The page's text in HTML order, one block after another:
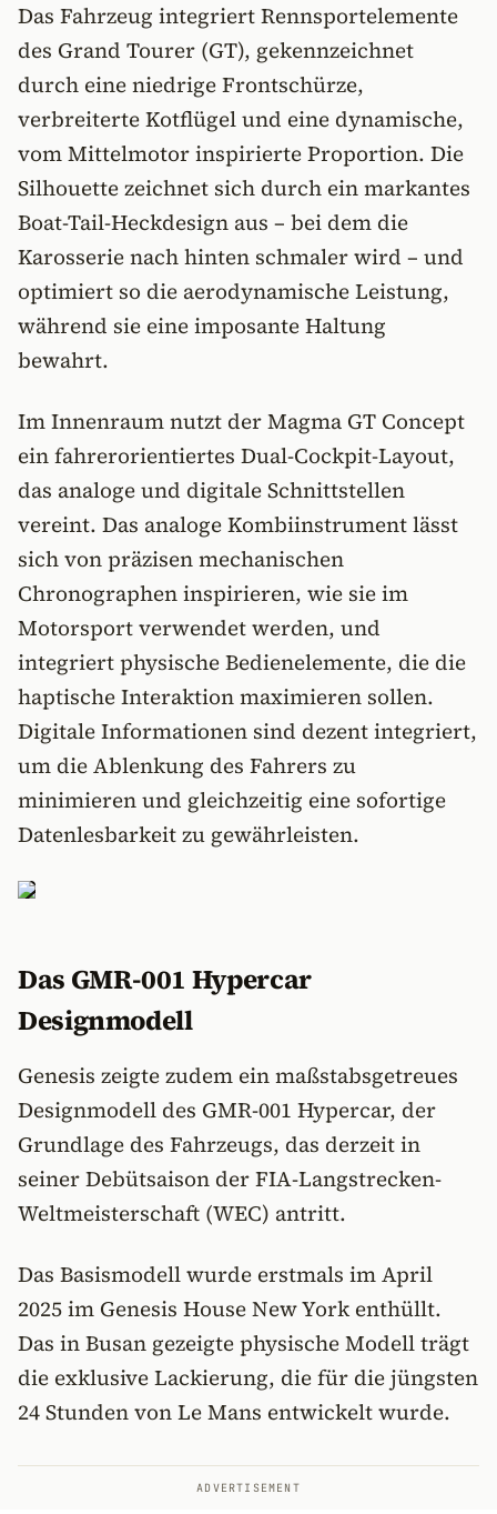
Das Fahrzeug integriert Rennsportelemente
des Grand Tourer (GT), gekennzeichnet
durch eine niedrige Frontschürze,
verbreiterte Kotflügel und eine dynamische,
vom Mittelmotor inspirierte Proportion. Die
Silhouette zeichnet sich durch ein markantes
Boat-Tail-Heckdesign aus – bei dem die
Karosserie nach hinten schmaler wird – und
optimiert so die aerodynamische Leistung,
während sie eine imposante Haltung
bewahrt.
Im Innenraum nutzt der Magma GT Concept
ein fahrerorientiertes Dual-Cockpit-Layout,
das analoge und digitale Schnittstellen
vereint. Das analoge Kombiinstrument lässt
sich von präzisen mechanischen
Chronographen inspirieren, wie sie im
Motorsport verwendet werden, und
integriert physische Bedienelemente, die die
haptische Interaktion maximieren sollen.
Digitale Informationen sind dezent integriert,
um die Ablenkung des Fahrers zu
minimieren und gleichzeitig eine sofortige
Datenlesbarkeit zu gewährleisten.
Das GMR-001 Hypercar
Designmodell
Genesis zeigte zudem ein maßstabsgetreues
Designmodell des GMR-001 Hypercar, der
Grundlage des Fahrzeugs, das derzeit in
seiner Debütsaison der FIA-Langstrecken-
Weltmeisterschaft (WEC) antritt.
Das Basismodell wurde erstmals im April
2025 im Genesis House New York enthüllt.
Das in Busan gezeigte physische Modell trägt
die exklusive Lackierung, die für die jüngsten
24 Stunden von Le Mans entwickelt wurde.
ADVERTISEMENT